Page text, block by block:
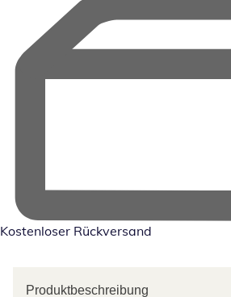
Kostenloser Rückversand
Produktbeschreibung